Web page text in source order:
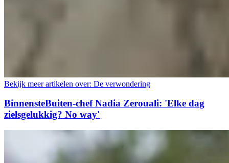
Bekijk meer artikelen over: De verwondering
BinnensteBuiten-chef Nadia Zerouali: 'Elke dag
zielsgelukkig? No way'